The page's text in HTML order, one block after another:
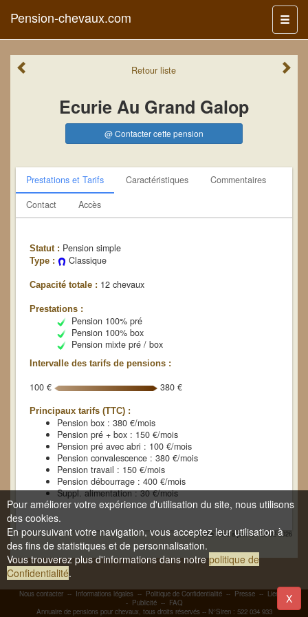
Menu
Pension-chevaux.com
Retourliste
Ecurie Au Grand Galop
@ Contacter cette pension
Prestations et Tarifs Caractéristiques
Commentaires
Contact
Accès
Statut : Pension simple
Type : Classique
Capacité totale : 12 chevaux
Prestations :
Pension 100% pré
Pension 100% box
Pension mixte pré / box
Intervalle des tarifs de pensions :
100 € 380 €
Principaux tarifs (TTC) :
Pension box : 380 €/mois
Pension pré + box : 150 €/mois
Pension pré avec abri : 100 €/mois
Pension convalescence : 380 €/mois
Pension travail : 150 €/mois
Pension débourrage : 400 €/mois
Suppl. alimentation : 30 €/mois
Fiche mise à jour le : 23-02-2026
Nous contacter -- Informations légales -- Politique de Confidentialité -- Presse -- Liens
-
- Publicité-- FAQ
Annuaire de pensions pour chevaux, tous droits réservés -- N°Siren : 522 034 933
Pour améliorer votre expérience d'utilisation du site, nous utilisons
des cookies.
En poursuivant votre navigation, vous acceptez leur utilisation à
des fins de statistiques et de personnalisation.
Vous trouverez plus d'informations dans notrepolitique de
Confidentialité.
X